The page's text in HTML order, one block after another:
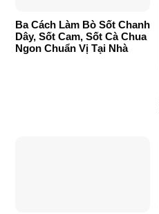
Ba Cách Làm Bò Sốt Chanh
Dây, Sốt Cam, Sốt Cà Chua
Ngon Chuẩn Vị Tại Nhà